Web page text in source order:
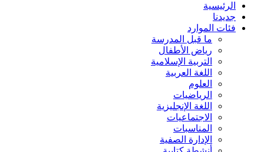
الرئيسية
جديدنا
فئات الموارد
ما قبل المدرسة
رياض الأطفال
التربية الإسلامية
اللغة العربية
العلوم
الرياضيات
اللغة الإنجليزية
الاجتماعيات
المناسبات
الإدارة الصفية